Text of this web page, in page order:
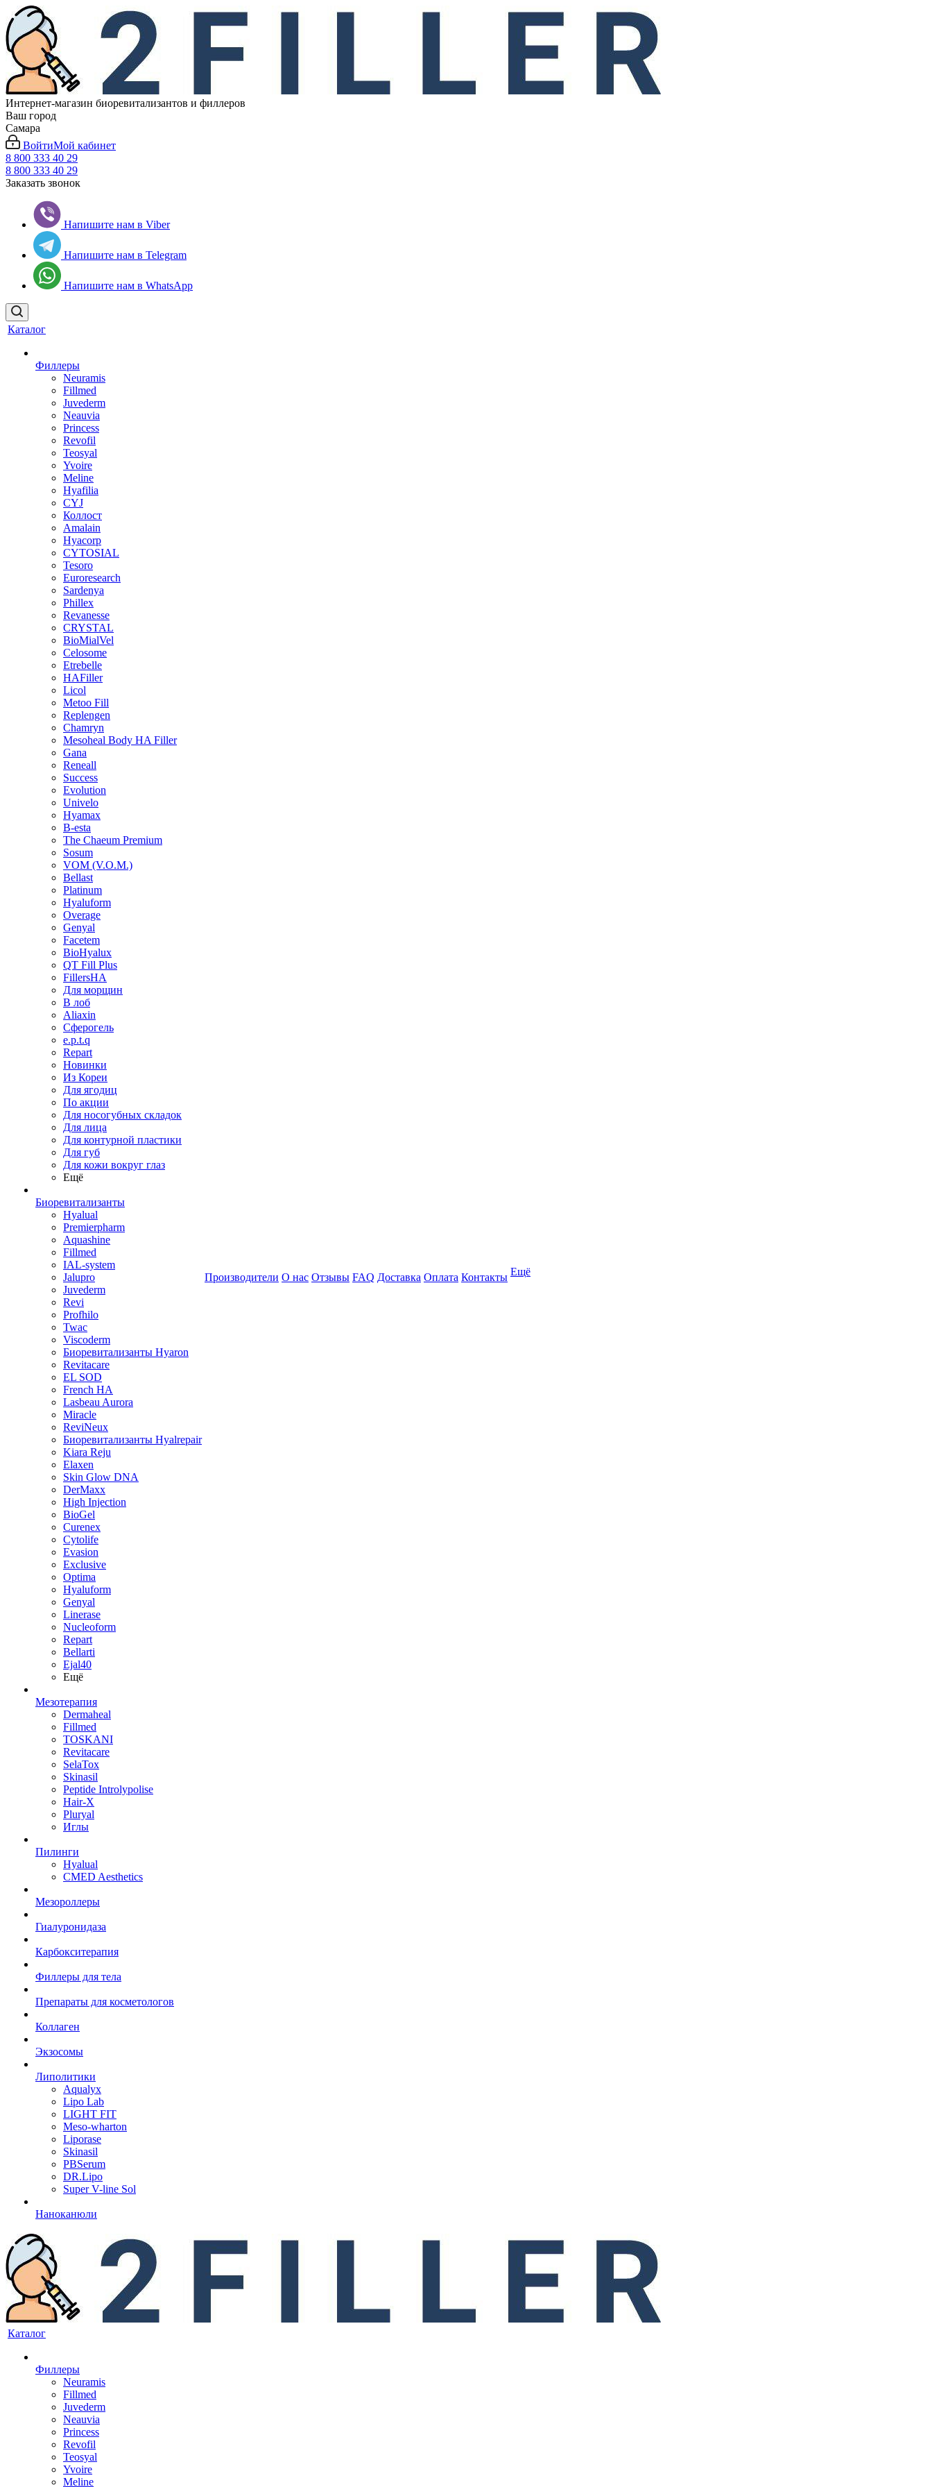
Интернет-магазин биоревитализантов и филлеров
Ваш город
Самара
ВойтиМой кабинет
8 800 333 40 29
8 800 333 40 29
Заказать звонок
Напишите нам в Viber
Напишите нам в Telegram
Напишите нам в WhatsApp
Каталог
Филлеры
Neuramis
Fillmed
Juvederm
Neauvia
Princess
Revofil
Teosyal
Yvoire
Meline
Hyafilia
CYJ
Коллост
Amalain
Hyacorp
CYTOSIAL
Tesoro
Euroresearch
Sardenya
Phillex
Revanesse
CRYSTAL
BioMialVel
Celosome
Etrebelle
HAFiller
Licol
Metoo Fill
Replengen
Chamryn
Mesoheal Body HA Filler
Gana
Reneall
Success
Evolution
Univelo
Hyamax
B-esta
The Chaeum Premium
Sosum
VOM (V.O.M.)
Bellast
Platinum
Hyaluform
Overage
Genyal
Facetem
BioHyalux
QT Fill Plus
FillersHA
Для морщин
В лоб
Aliaxin
Сферогель
e.p.t.q
Repart
Новинки
Из Кореи
Для ягодиц
По акции
Для носогубных складок
Для лица
Для контурной пластики
Для губ
Для кожи вокруг глаз
Ещё
Биоревитализанты
Hyalual
Premierpharm
Aquashine
Fillmed
IAL-system
Jalupro
Juvederm
Revi
Profhilo
Twac
Viscoderm
Биоревитализанты Hyaron
Revitacare
EL SOD
French HA
Lasbeau Aurora
Miracle
ReviNeux
Биоревитализанты Hyalrepair
Kiara Reju
Elaxen
Skin Glow DNA
DerMaxx
High Injection
BioGel
Curenex
Cytolife
Evasion
Exclusive
Optima
Hyaluform
Genyal
Linerase
Nucleoform
Repart
Bellarti
Ejal40
Ещё
Мезотерапия
Dermaheal
Fillmed
TOSKANI
Revitacare
SelaTox
Skinasil
Peptide Introlypolise
Hair-X
Pluryal
Иглы
Пилинги
Hyalual
CMED Aesthetics
Мезороллеры
Гиалуронидаза
Карбокситерапия
Филлеры для тела
Препараты для косметологов
Коллаген
Экзосомы
Липолитики
Aqualyx
Lipo Lab
LIGHT FIT
Meso-wharton
Liporase
Skinasil
PBSerum
DR.Lipo
Super V-line Sol
Наноканюли
Производители О нас Отзывы FAQ Доставка Оплата Контакты Ещё
Каталог
Филлеры
Neuramis
Fillmed
Juvederm
Neauvia
Princess
Revofil
Teosyal
Yvoire
Meline